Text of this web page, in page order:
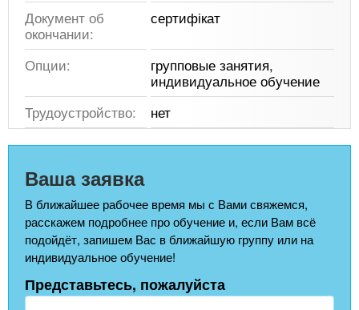
Документ об
окончании:
сертифікат
Опции:
групповые занятия,
индивидуальное обучение
Трудоустройство:
нет
Ваша заявка
В ближайшее рабочее время мы с Вами свяжемся,
расскажем подробнее про обучение и, если Вам всё
подойдёт, запишем Вас в ближайшую группу или на
индивидуальное обучение!
Представьтесь, пожалуйста